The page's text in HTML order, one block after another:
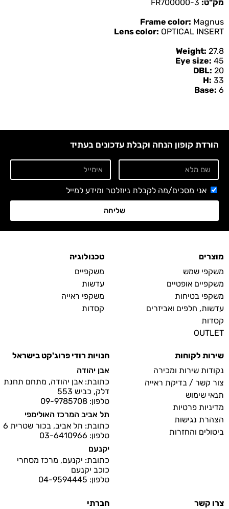
מק"ט:
Frame color: Magnus
Lens color: OPTICAL INSERT
Weight: 27.8
Eye size: 45
DBL: 20
H: 33
Base: 6
הורדת קופון הנחה וקבלת עדכונים בעתיד
אני מסכים/מה לקבלת ניוזלטר ומידע למייל
שליחה
מוצרים
משקפי שמש
משקפיים אופטיים
משקפי בטיחות
עדשות, חלפים ואביזרים
קסדות
OUTLET
טכנולוגיה
משקפיים
עדשות
משקפי ראייה
קסדות
שירות לקוחות
נקודות שירות ומכירה
צור קשר / בדיקת ראייה
תנאי שימוש
מדיניות פרטיות
הצהרת נגישות
ביטולים והחזרות
חנויות רודי פרוג'קט בישראל
אבן יהודה
כתובת: אבן יהודה, מתחם תחנת
דלק, כביש 553
טלפון: 09-9785708
תל אביב המרכז האולימפי
כתובת: תל אביב, בכור שטרית 6
טלפון: 03-6410966
יקנעם
כתובת: יקנעם, מרכז מסחרי
כוכב יקנעם
טלפון: 04-9594445
צרו קשר חברתי